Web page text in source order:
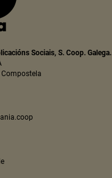
Sociais, S. Coop. Galega.